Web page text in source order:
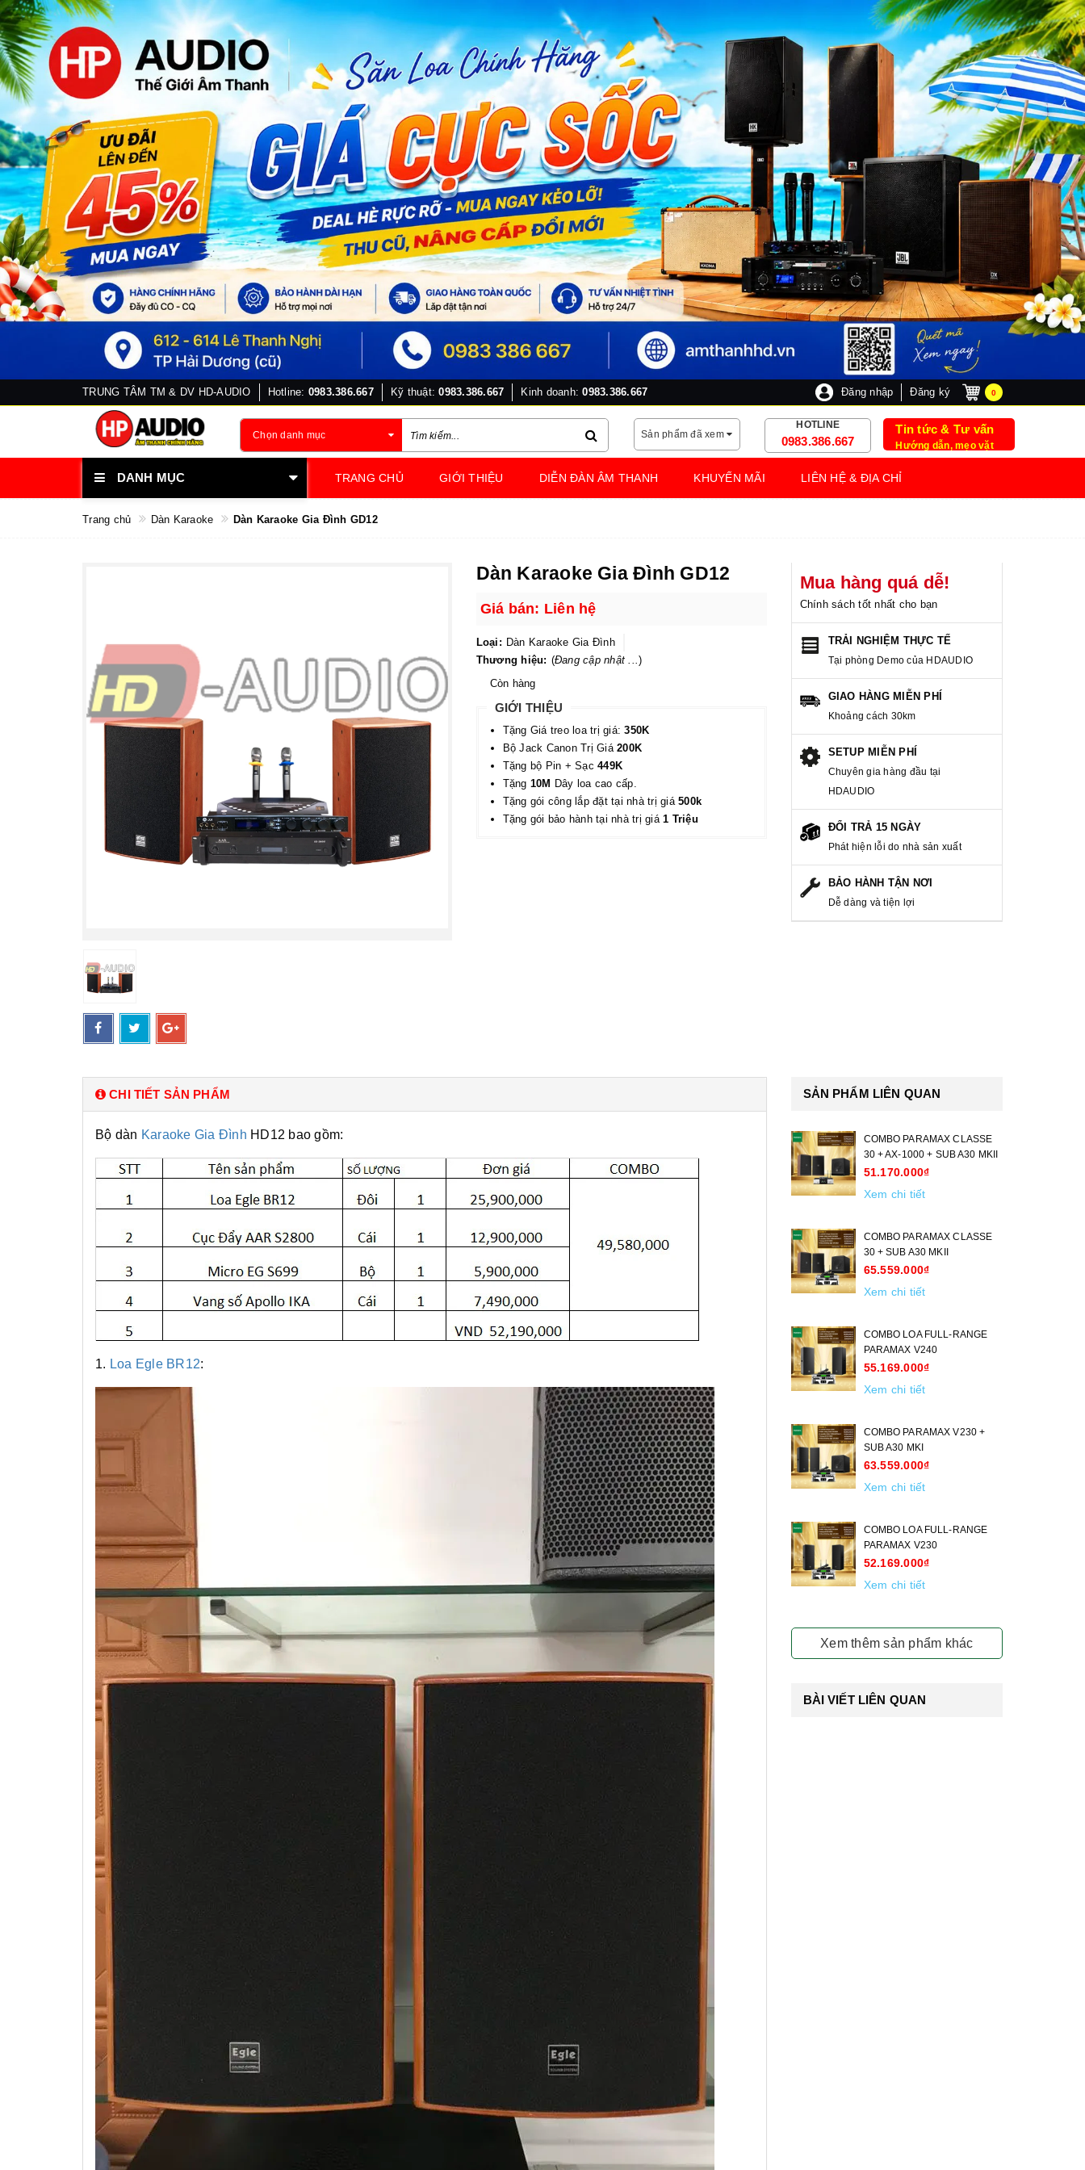
TRUNG TÂM TM & DV HD-AUDIO Hotline: 0983.386.667 Kỹ thuật:0983.386.667 Kinh doanh:0983.386.667 0
Đăng nhập Đăng ký
Chọn danh mục Sản phẩm đã xem
HOTLINE
0983.386.667
Tin tức & Tư vấn
Hướng dẫn, mẹo vặt
DANH MỤC TRANG CHỦ GIỚI THIỆU DIỄN ĐÀN ÂM THANH KHUYẾN MÃI LIÊN HỆ & ĐỊA CHỈ
Trang chủ Dàn Karaoke Dàn Karaoke Gia Đình GD12
Dàn Karaoke Gia Đình GD12
Giá bán: Liên hệ
Loại: Dàn Karaoke Gia Đình
Thương hiệu: (Đang cập nhật ...)
Còn hàng
GIỚI THIỆU
Tặng Giá treo loa trị giá: 350K
Bộ Jack Canon Trị Giá 200K
Tặng bộ Pin + Sạc 449K
Tặng 10M Dây loa cao cấp.
Tặng gói công lắp đặt tại nhà trị giá500k
Tặng gói bảo hành tại nhà trị giá1 Triệu
Mua hàng quá dễ!
Chính sách tốt nhất cho bạn
TRẢI NGHIỆM THỰC TẾ
Tại phòng Demo của HDAUDIO
GIAO HÀNG MIỄN PHÍ
Khoảng cách 30km
SETUP MIỄN PHÍ
Chuyên gia hàng đầu tại
HDAUDIO
ĐỔI TRẢ 15 NGÀY
Phát hiện lỗi do nhà sản xuất
BẢO HÀNH TẬN NƠI
Dễ dàng và tiện lợi
CHI TIẾT SẢN PHẨM
Bộ dàn Karaoke Gia Đình HD12 bao gồm:
1. Loa Egle BR12:
SẢN PHẨM LIÊN QUAN
COMBO PARAMAX CLASSE
30 + AX-1000 + SUB A30 MKII
51.170.000₫
Xem chi tiết
COMBO PARAMAX CLASSE
30 + SUB A30 MKII
65.559.000₫
Xem chi tiết
COMBO LOA FULL-RANGE
PARAMAX V240
55.169.000₫
Xem chi tiết
COMBO PARAMAX V230 +
SUB A30 MKI
63.559.000₫
Xem chi tiết
COMBO LOA FULL-RANGE
PARAMAX V230
52.169.000₫
Xem chi tiết
Xem thêm sản phẩm khác
BÀI VIẾT LIÊN QUAN